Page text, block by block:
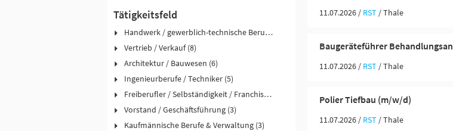
Tätigkeitsfeld
Handwerk / gewerblich-technische Berufe (9)
Vertrieb / Verkauf (8)
Architektur / Bauwesen (6)
Ingenieurberufe / Techniker (5)
Freiberufler / Selbständigkeit / Franchise (5)
Vorstand / Geschäftsführung (3)
Kaufmännische Berufe & Verwaltung (3)
11.07.2026 / RST / Thale
Baugeräteführer
11.07.2026 / RST / Thale
Polier Tiefbau (m/w/d)
11.07.2026 / RST / Thale